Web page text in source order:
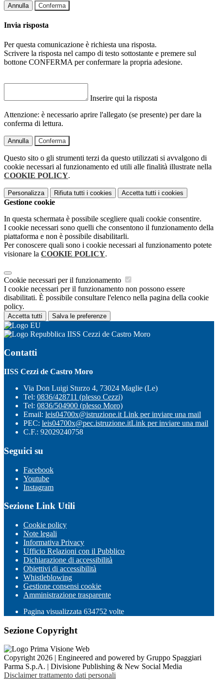
Annulla Conferma
Invia risposta
Per questa comunicazione è richiesta una risposta.
Scrivere la risposta nel campo di testo sottostante e premere sul
bottone CONFERMA per confermare la propria adesione.
Inserire qui la risposta
Attenzione: è necessario aprire l'allegato (se presente) per dare la
conferma di lettura.
Annulla Conferma
Questo sito o gli strumenti terzi da questo utilizzati si avvalgono di
cookie necessari al funzionamento ed utili alle finalità illustrate nella
COOKIE POLICY.
Personalizza Rifiuta tutti i cookies Accetta tutti i cookies
Gestione cookie
In questa schermata è possibile scegliere quali cookie consentire.
I cookie necessari sono quelli che consentono il funzionamento della
piattaforma e non è possibile disabilitarli.
Per conoscere quali sono i cookie necessari al funzionamento potete
visionare la COOKIE POLICY.
Cookie necessari per il funzionamento
I cookie necessari per il funzionamento non possono essere
disabilitati. È possibile consultare l'elenco nella pagina della cookie
policy.
Accetta tutti Salva le preferenze
IISS Cezzi de Castro Moro
Contatti
IISS Cezzi de Castro Moro
Via Don Luigi Sturzo 4, 73024 Maglie (Le)
Tel: 0836/428711 (plesso Cezzi)
Tel: 0836/504900 (plesso Moro)
Email: leis04700x@istruzione.it Link per inviare una mail
PEC: leis04700x@pec.istruzione.itLink per inviare una mail
C.F.: 92029240758
Seguici su
Facebook
Youtube
Instagram
Sezione Link Utili
Cookie policy
Note legali
Informativa Privacy
Ufficio Relazioni con il Pubblico
Dichiarazione di accessibilità
Obiettivi di accessibilità
Whistleblowing
Gestione consensi cookie
Amministrazione trasparente
Pagina visualizzata 634752 volte
Sezione Copyright
Copyright 2026 | Engineered and powered by Gruppo Spaggiari
Parma S.p.A. | Divisione Publishing & New Social Media
Disclaimer trattamento dati personali